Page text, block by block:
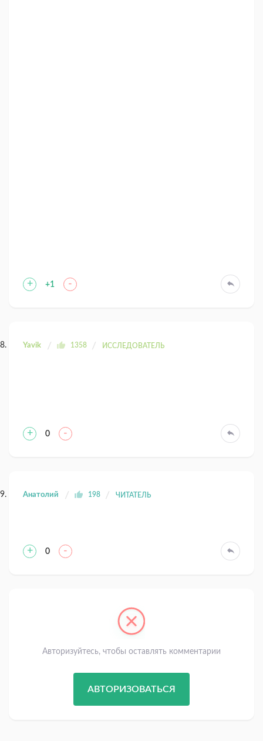
+ +1 -
Yavik 1358 ИССЛЕДОВАТЕЛЬ
+ 0 -
Анатолий 198 ЧИТАТЕЛЬ
+ 0 -
Авторизуйтесь, чтобы оставлять комментарии
АВТОРИЗОВАТЬСЯ